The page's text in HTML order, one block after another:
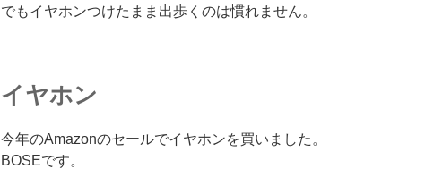
でもイヤホンつけたまま出歩くのは慣れません。
イヤホン
今年のAmazonのセールでイヤホンを買いました。
BOSEです。